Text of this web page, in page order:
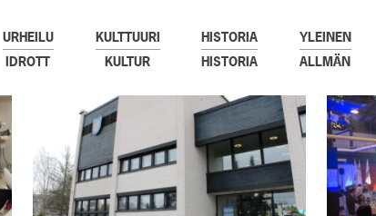
URHEILU
IDROTT
KULTTUURI
KULTUR
HISTORIA
HISTORIA
YLEINEN
ALLMÄN